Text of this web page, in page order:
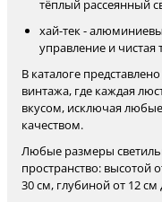
тёплый рассеянный
хай-тек -
управление и чистая
В каталоге
винтажа, где каждая
вкусом, исключая
качеством.
Любые размеры
пространство: высотой
30 см, глубиной от 12 см